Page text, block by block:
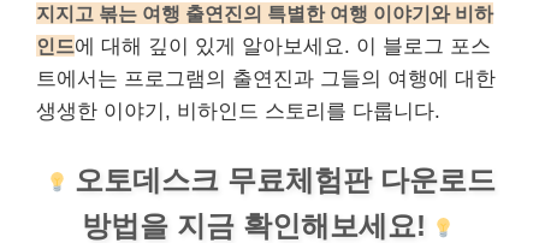
지지고 볶는 여행 출연진의 특별한 여행 이야기와 비하
인드에 대해 깊이 있게 알아보세요. 이 블로그 포스
트에서는 프로그램의 출연진과 그들의 여행에 대한
생생한 이야기, 비하인드 스토리를 다룹니다.
오토데스크 무료체험판 다운로드
방법을 지금 확인해보세요!